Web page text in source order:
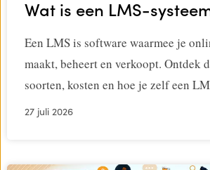
Wat is een LMS-
Een LMS is software waarmee je
maakt, beheert en verkoopt. Ontdek
soorten, kosten en hoe je zelf een
27 juli 2026